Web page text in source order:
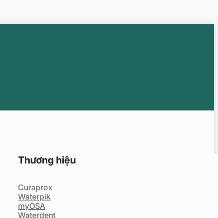
Thương hiệu
Curaprox
Waterpik
myOSA
Waterdent